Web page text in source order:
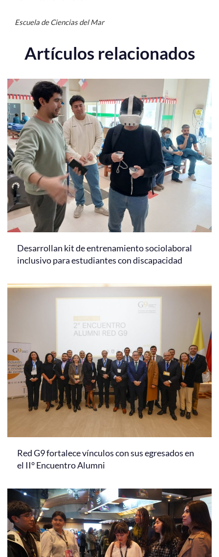
Escuela de Ciencias del Mar
Artículos relacionados
Desarrollan kit de entrenamiento sociolaboral
inclusivo para estudiantes con discapacidad
Red G9 fortalece vínculos con sus egresados en
el II° Encuentro Alumni